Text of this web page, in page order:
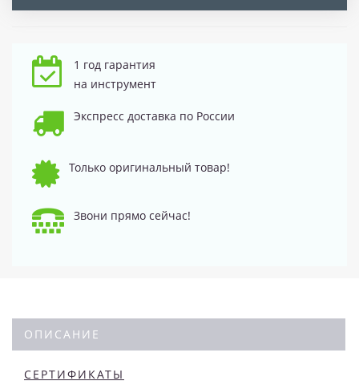
1 год гарантия
на инструмент
Экспресс доставка по России
Только оригинальный товар!
Звони прямо сейчас!
ОПИСАНИЕ
СЕРТИФИКАТЫ